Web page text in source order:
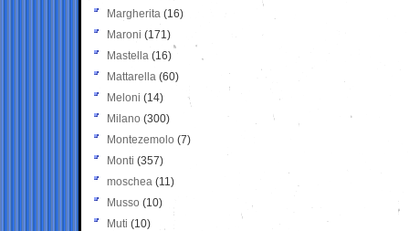
Margherita (16)
Maroni (171)
Mastella (16)
Mattarella (60)
Meloni (14)
Milano (300)
Montezemolo (7)
Monti (357)
moschea (11)
Musso (10)
Muti (10)